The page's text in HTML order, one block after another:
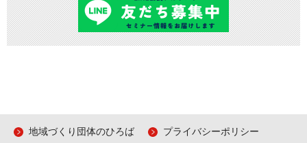
地域づくり団体のひろば プライバシーポリシー